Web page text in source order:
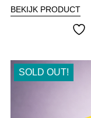
BEKIJK PRODUCT
SOLD OUT!